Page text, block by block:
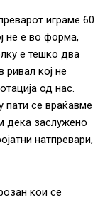
играме 60
не е во форма,
е тешко два
кој не
од нас.
се враќавме
дека заслужено
натпревари,
кои се